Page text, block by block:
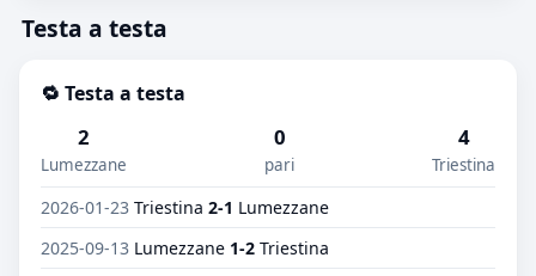
Testa a testa
🔁 Testa a testa
2
Lumezzane
0
pari
4
Triestina
2026-01-23 Triestina 2-1 Lumezzane
2025-09-13 Lumezzane 1-2 Triestina